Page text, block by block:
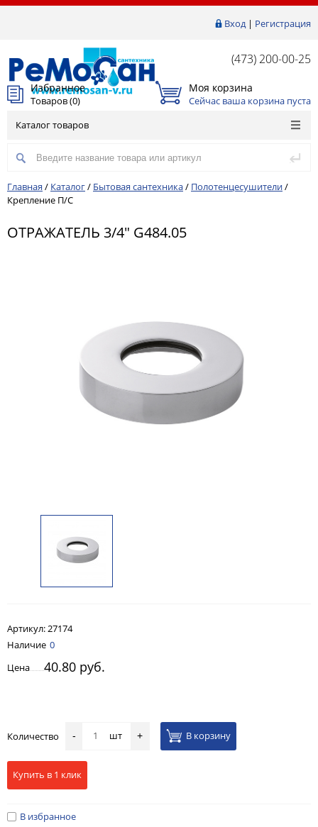
Вход| Регистрация
(473) 200-00-25
Избранное
Товаров (0)
Моя корзина
Сейчас ваша корзина пуста
Каталог товаров
Главная / Каталог/ Бытовая сантехника/ Полотенцесушители/
Крепление П/С
ОТРАЖАТЕЛЬ 3/4" G484.05
Артикул: 27174
Наличие 0
Цена
40.80 руб.
Количество - шт + В корзину
Купить в 1 клик
В избранное